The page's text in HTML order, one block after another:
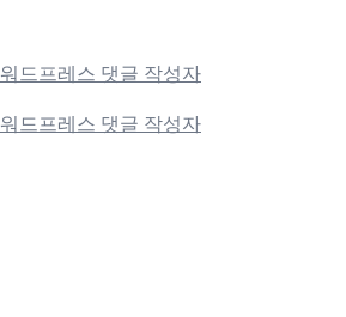
워드프레스 댓글 작성자
워드프레스 댓글 작성자